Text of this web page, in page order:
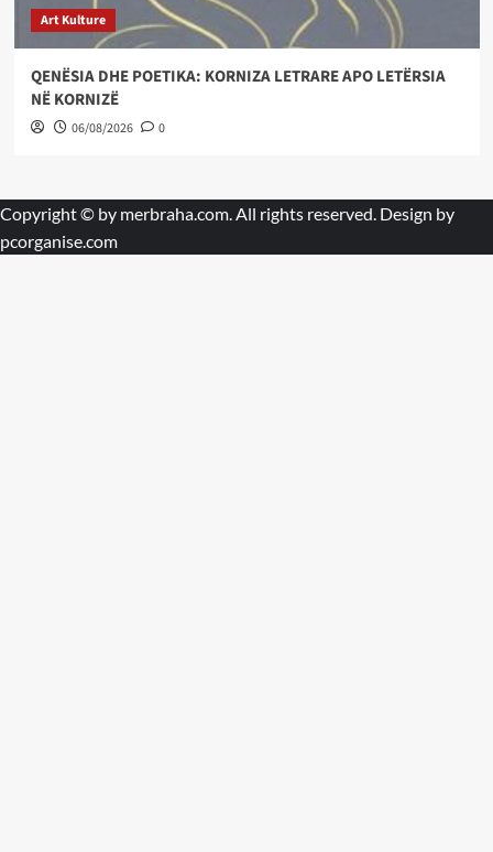
Art Kulture
QENËSIA DHE POETIKA: KORNIZA LETRARE APO LETËRSIA
NË KORNIZË
06/08/2026 0
Copyright © by merbraha.com . All rights reserved. Design by
pcorganise.com